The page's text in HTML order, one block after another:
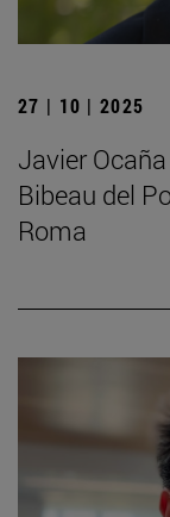
27 | 10 | 2025
Javier
Bibeau del
Roma